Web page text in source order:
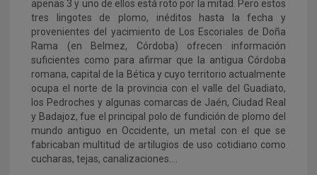
apenas 3 y uno de ellos está roto por la mitad. Pero estos
tres lingotes de plomo, inéditos hasta la fecha y
provenientes del yacimiento de Los Escoriales de Doña
Rama (en Belmez, Córdoba) ofrecen información
suficientes como para afirmar que la antigua Córdoba
romana, capital de la Bética y cuyo territorio actualmente
ocupa el norte de la provincia con el valle del Guadiato,
los Pedroches y algunas comarcas de Jaén, Ciudad Real
y Badajoz, fue el principal polo de fundición de plomo del
mundo antiguo en Occidente, un metal con el que se
fabricaban multitud de artilugios de uso cotidiano como
cucharas, tejas, canalizaciones….